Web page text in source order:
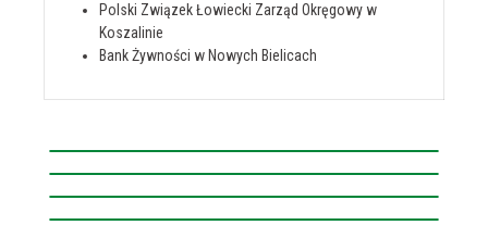
Polski Związek Łowiecki Zarząd Okręgowy w
Koszalinie
Bank Żywności w Nowych Bielicach